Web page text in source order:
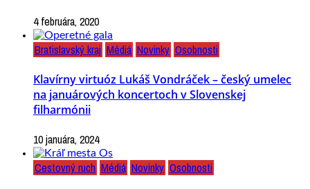
4 februára, 2020
Bratislavský kraj Médiá Novinky Osobnosti
Klavírny virtuóz Lukáš Vondráček – český umelec
na januárových koncertoch v Slovenskej
filharmónii
10 januára, 2024
Cestovný ruch Médiá Novinky Osobnosti